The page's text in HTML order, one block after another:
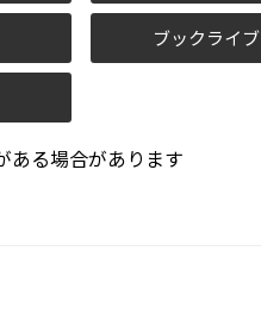
ブックライブ
る場合があります